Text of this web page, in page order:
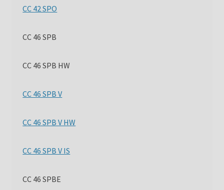
CC 42 SPO
CC 46 SPB
CC 46 SPB HW
CC 46 SPB V
CC 46 SPB V HW
CC 46 SPB V IS
CC 46 SPBE